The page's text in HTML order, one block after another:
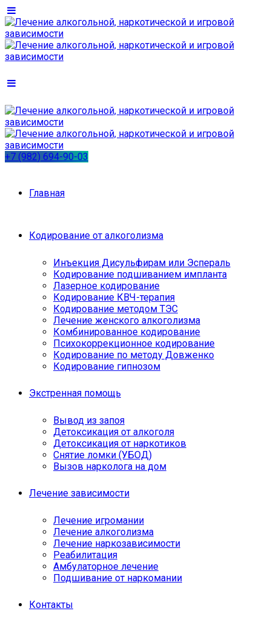
+7 (982) 694-90-03
Главная
Кодирование от алкоголизма
Инъекция Дисульфирам или Эспераль
Кодирование подшиванием импланта
Лазерное кодирование
Кодирование КВЧ-терапия
Кодирование методом ТЭС
Лечение женского алкоголизма
Комбинированное кодирование
Психокоррекционное кодирование
Кодирование по методу Довженко
Кодирование гипнозом
Экстренная помощь
Вывод из запоя
Детоксикация от алкоголя
Детоксикация от наркотиков
Снятие ломки (УБОД)
Вызов нарколога на дом
Лечение зависимости
Лечение игромании
Лечение алкоголизма
Лечение наркозависимости
Реабилитация
Амбулаторное лечение
Подшивание от наркомании
Контакты